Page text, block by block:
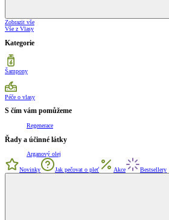
Zobrazit vše
Vše z Vlasy
Kategorie
Šampony
Péče o vlasy
S čím vám pomůžeme
Regenerace
Řady a účinné látky
Arganový olej
Novinky Jak pečovat o pleť Akce Bestsellery